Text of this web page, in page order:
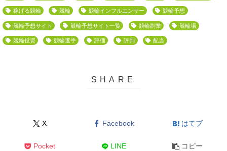
稼げる競輪 競輪 競輪インフルエンサー 競輪予想
競輪予想サイト 競輪予想サイト一覧 競輪副業 競輪場
競輪投資 競輪選手 評価 評判 配当
X Facebook はてブ
Pocket LINE コピー